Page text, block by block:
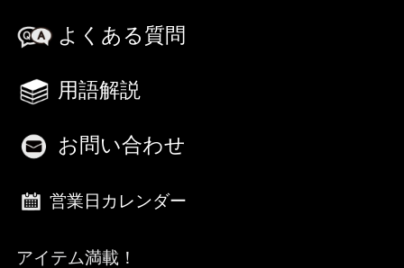
よくある質問
用語解説
お問い合わせ
営業日カレンダー
アイテム満載！